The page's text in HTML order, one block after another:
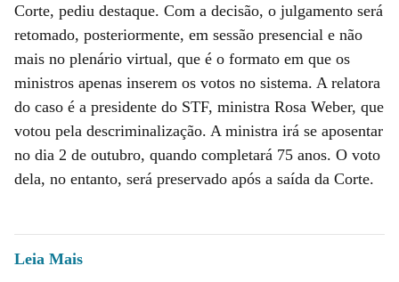
Corte, pediu destaque. Com a decisão, o julgamento será
retomado, posteriormente, em sessão presencial e não
mais no plenário virtual, que é o formato em que os
ministros apenas inserem os votos no sistema. A relatora
do caso é a presidente do STF, ministra Rosa Weber, que
votou pela descriminalização. A ministra irá se aposentar
no dia 2 de outubro, quando completará 75 anos. O voto
dela, no entanto, será preservado após a saída da Corte.
Leia Mais